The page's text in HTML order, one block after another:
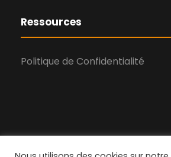
Ressources
Politique de Confidentialité